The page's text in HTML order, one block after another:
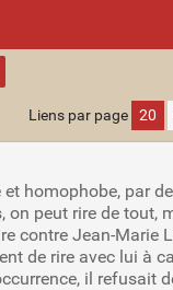
1 or
Liens par page 20
homophobe, par
on peut rire de tout,
contre Jean-Marie
de rire avec lui à
il refusait